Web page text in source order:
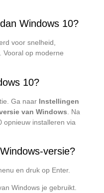
Windows 10?
voor snelheid,
Vooral op moderne
10?
Ga naar Instellingen
van Windows . Na
opnieuw installeren via
versie?
en druk op Enter.
Windows je gebruikt.